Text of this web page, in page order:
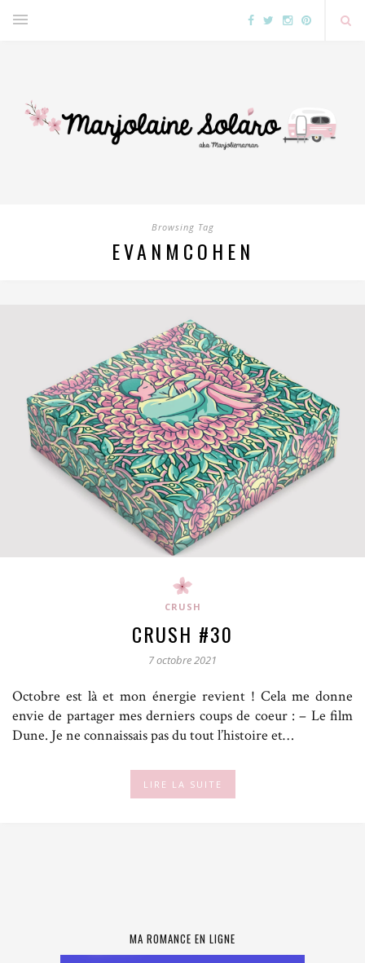
Browsing Tag
EVANMCOHEN
CRUSH
CRUSH #30
7 octobre 2021
Octobre est là et mon énergie revient ! Cela me donne
envie de partager mes derniers coups de coeur : – Le film
Dune. Je ne connaissais pas du tout l’histoire et…
LIRE LA SUITE
MA ROMANCE EN LIGNE